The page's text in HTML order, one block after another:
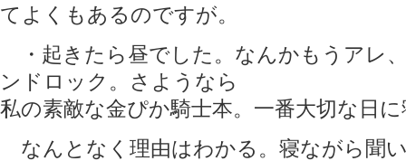
てよくもあるのですが。
・起きたら昼でした。なんかもうアレ
ンドロック。さようなら
私の素敵な金ぴか騎士本。一番大切な日
なんとなく理由はわかる。寝ながら聞